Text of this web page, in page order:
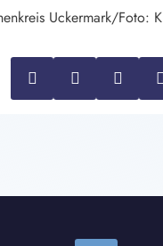
Uckermark/Foto: